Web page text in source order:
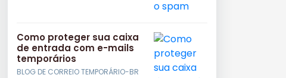
Como proteger sua caixa
de entrada com e-mails
temporários
BLOG DE CORREIO TEMPORÁRIO-BR